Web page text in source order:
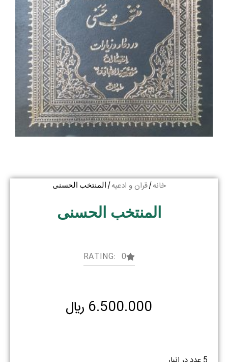
خانه/قران و ادعیه/ المنتخب الحسنی
المنتخب الحسنی
RATING: 0
6.500.000 ﷼